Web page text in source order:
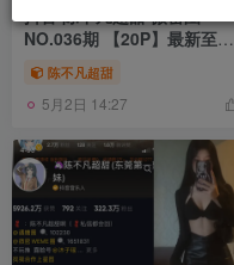
NO.036期 【20P】最新至：
陈不凡超甜
5月2日 14:27